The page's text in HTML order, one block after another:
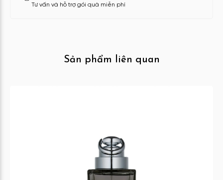
Tư vấn và hỗ trợ gói quà miễn phí
Sản phẩm liên quan